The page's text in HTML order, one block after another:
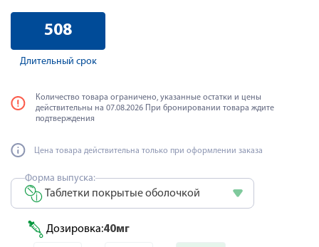
508
Длительный срок
Количество товара ограничено, указанные остатки и цены
действительны на 07.08.2026 При бронировании товара ждите
подтверждения
Цена товара действительна только при оформлении заказа
Форма выпуска:
Таблетки покрытые оболочкой
Дозировка:40мг